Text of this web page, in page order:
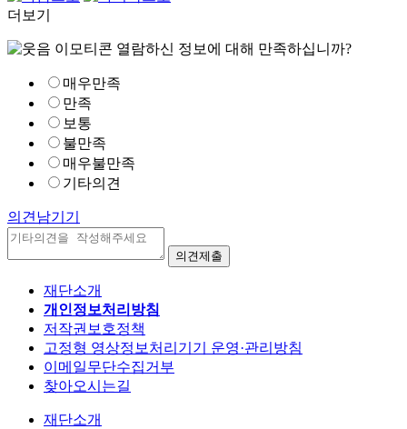
더보기
열람하신 정보에 대해 만족하십니까?
매우만족
만족
보통
불만족
매우불만족
기타의견
의견남기기
재단소개
개인정보처리방침
저작권보호정책
고정형 영상정보처리기기 운영·관리방침
이메일무단수집거부
찾아오시는길
재단소개